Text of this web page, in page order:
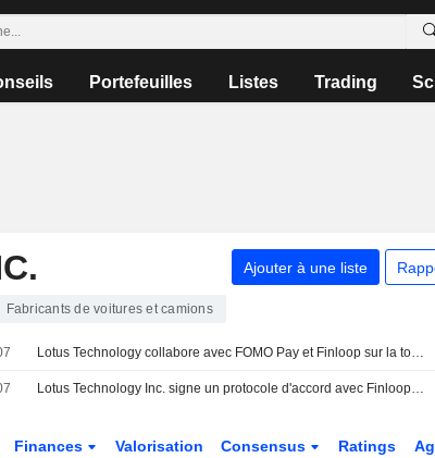
Portefeuilles Listes Trading
Ajouter à une liste
Fabricants de voitures et camions
Lotus Technology collabore avec FOMO Pay et Finloop sur la tokenisation de véhicules
Lotus Technology Inc. signe un protocole d'accord avec Finloop et FOMO Pay pour explorer la tokenisation de véhicules
Finances Valorisation Consensus Ratings